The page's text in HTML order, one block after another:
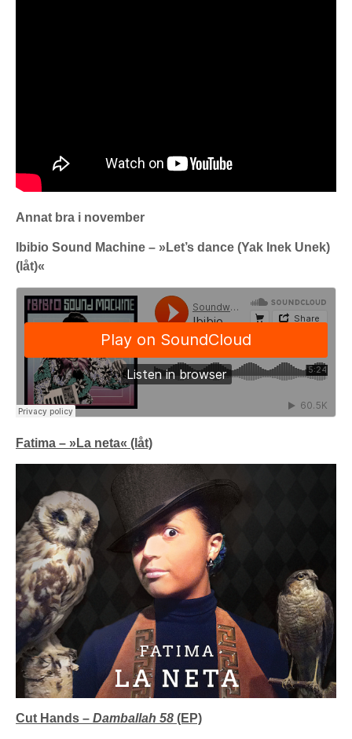
Annat bra i november
Ibibio Sound Machine – »Let’s dance (Yak Inek Unek)
(låt)«
Fatima – »La neta« (låt)
Cut Hands – Damballah 58 (EP)